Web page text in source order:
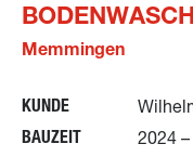
Memmingen
KUNDE
BAUZEIT
2024